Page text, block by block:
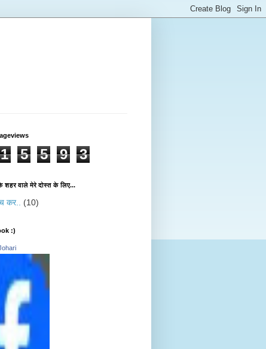
1 5 5 9 3
शहर वाले मेरे दोस्त के लिए...
कर.. (10)
:)